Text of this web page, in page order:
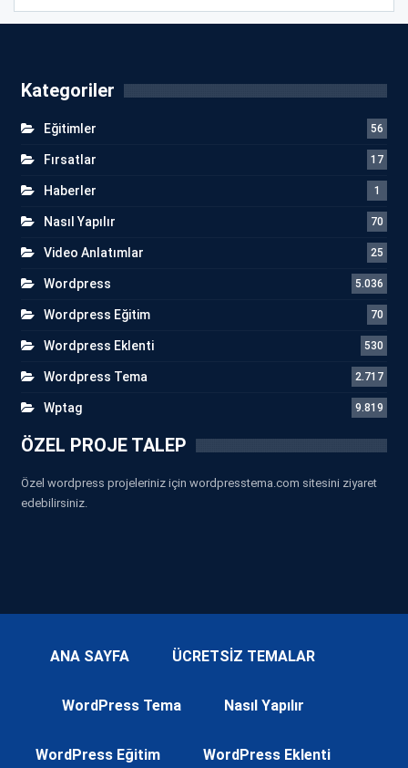
Kategoriler
Eğitimler 56
Fırsatlar 17
Haberler 1
Nasıl Yapılır 70
Video Anlatımlar 25
Wordpress 5.036
Wordpress Eğitim 70
Wordpress Eklenti 530
Wordpress Tema 2.717
Wptag 9.819
ÖZEL PROJE TALEP
Özel wordpress projeleriniz için wordpresstema.com sitesini ziyaret
edebilirsiniz.
ANA SAYFA ÜCRETSİZ TEMALAR
WordPress Tema Nasıl Yapılır
WordPress Eğitim WordPress Eklenti